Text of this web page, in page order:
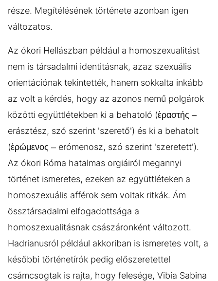
része. Megítélésének története azonban igen
változatos.
Az ókori Hellászban például a homoszexualitást
nem is társadalmi identitásnak, azaz szexuális
orientációnak tekintették, hanem sokkalta inkább
az volt a kérdés, hogy az azonos nemű polgárok
közötti együttlétekben ki a behatoló (ἐραστής –
erásztész, szó szerint 'szerető') és ki a behatolt
(ἐρώμενος – erómenosz, szó szerint 'szeretett').
Az ókori Róma hatalmas orgiáiról megannyi
történet ismeretes, ezeken az együttléteken a
homoszexuális afférok sem voltak ritkák. Ám
össztársadalmi elfogadottsága a
homoszexualitásnak császáronként változott.
Hadrianusról például akkoriban is ismeretes volt, a
későbbi történetírók pedig előszeretettel
csámcsogtak is rajta, hogy felesége, Vibia Sabina